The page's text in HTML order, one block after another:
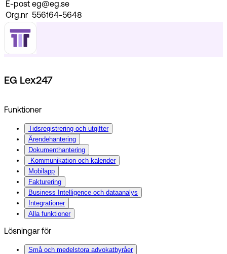
E-post eg@eg.se
Org.nr 556164-5648
EG Lex247
Funktioner
Tidsregistrering och utgifter
Ärendehantering
Dokumenthantering
Kommunikation och kalender
Mobilapp
Fakturering
Business Intelligence och dataanalys
Integrationer
Alla funktioner
Lösningar för
Små och medelstora advokatbyråer